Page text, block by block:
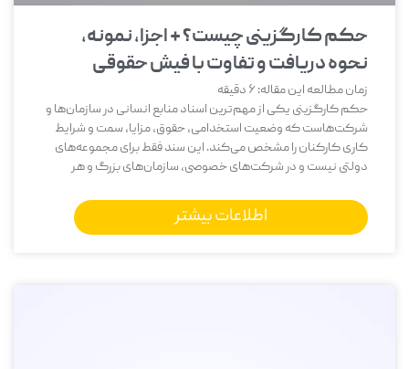
حکم کارگزینی چیست؟ + اجزا، نمونه،
نحوه دریافت و تفاوت با فیش حقوقی
زمان مطالعه این مقاله:6 دقیقه
حکم کارگزینی یکی از مهم‌ترین اسناد منابع انسانی در سازمان‌ها و
شرکت‌هاست که وضعیت استخدامی، حقوق، مزایا، سمت و شرایط
کاری کارکنان را مشخص می‌کند. این سند فقط برای مجموعه‌های
دولتی نیست و در شرکت‌های خصوصی، سازمان‌های بزرگ و هر
اطلاعات بیشتر